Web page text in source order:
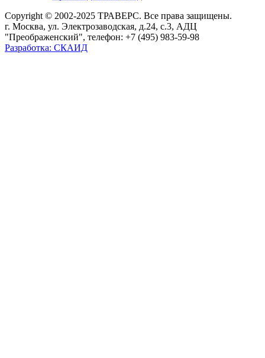
Copyright © 2002-2025 ТРАВЕРС. Все права защищены.
г. Москва, ул. Электрозаводская, д.24, с.3, АДЦ
"Преображенский", телефон: +7 (495) 983-59-98
Разработка: СКАИД